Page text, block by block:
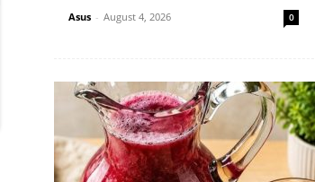
Asus - August 4, 2026 0